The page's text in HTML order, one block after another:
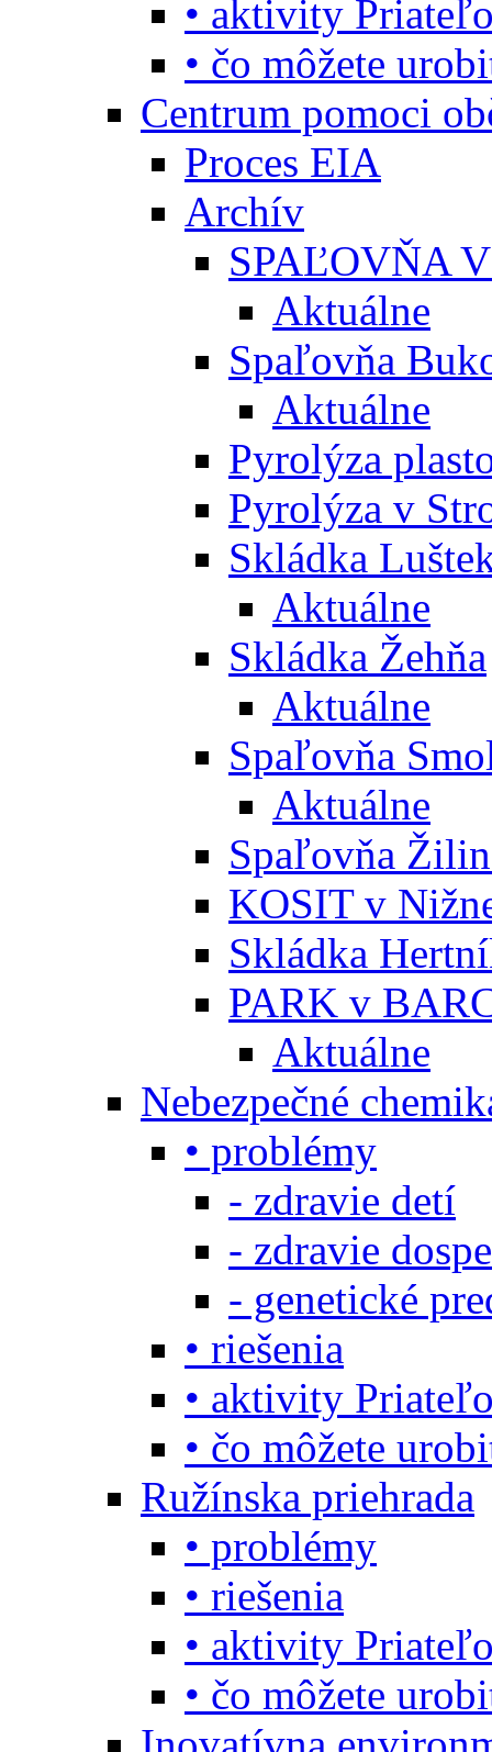
• aktivity
• čo môžete
Centrum pomoci
Proces EIA
Archív
SPAĽOVŇA
Aktuálne
Spaľovňa
Aktuálne
Pyrolýza
Pyrolýza v
Skládka
Aktuálne
Skládka Žehňa
Aktuálne
Spaľovňa
Aktuálne
Spaľovňa
KOSIT v
Skládka
PARK v
Aktuálne
Nebezpečné
• problémy
- zdravie detí
- zdravie
- genetické
• riešenia
• aktivity
• čo môžete
Ružínska priehrada
• problémy
• riešenia
• aktivity
• čo môžete